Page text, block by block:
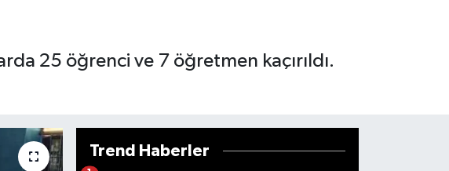
25 öğrenci ve 7 öğretmen kaçırıldı.
Trend Haberler